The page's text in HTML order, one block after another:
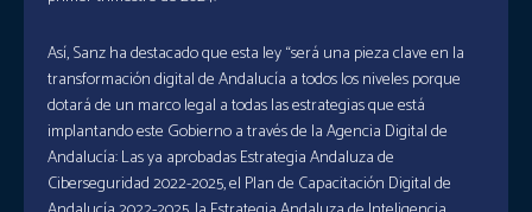
Así, Sanz ha destacado que esta ley “será una pieza clave en la
transformación digital de Andalucía a todos los niveles porque
dotará de un marco legal a todas las estrategias que está
implantando este Gobierno a través de la Agencia Digital de
Andalucía: Las ya aprobadas Estrategia Andaluza de
Ciberseguridad 2022-2025, el Plan de Capacitación Digital de